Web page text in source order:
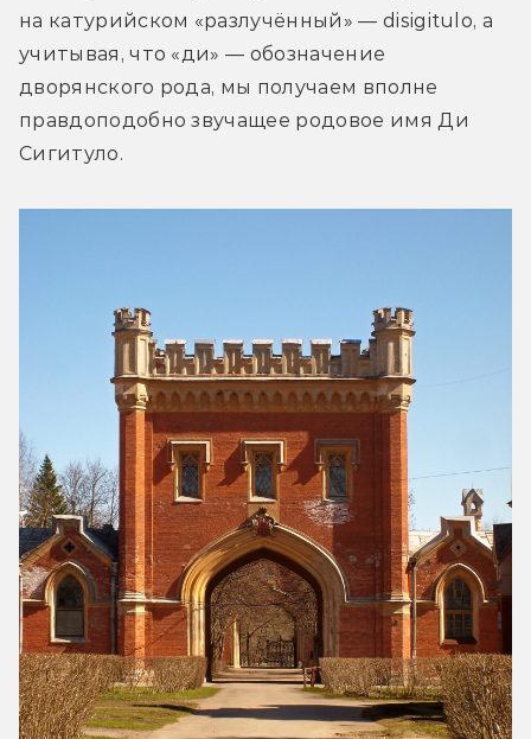
на катурийском «разлучённый» — disigitulo, а
учитывая, что «ди» — обозначение
дворянского рода, мы получаем вполне
правдоподобно звучащее родовое имя Ди
Сигитуло.